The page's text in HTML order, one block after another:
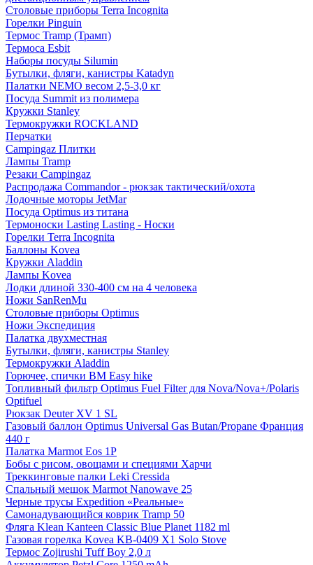
Столовые приборы Terra Incognita
Горелки Pinguin
Термос Tramp (Трамп)
Термоса Esbit
Наборы посуды Silumin
Бутылки, фляги, канистры Katadyn
Палатки NEMO весом 2,5-3,0 кг
Посуда Summit из полимера
Кружки Stanley
Термокружки ROCKLAND
Перчатки
Campingaz Плитки
Лампы Tramp
Резаки Campingaz
Распродажа Commandor - рюкзак тактический/охота
Лодочные моторы JetMar
Посуда Optimus из титана
Термоноски Lasting Lasting - Носки
Горелки Terra Incognita
Баллоны Kovea
Кружки Aladdin
Лампы Kovea
Лодки длиной 330-400 см на 4 человека
Ножи SanRenMu
Столовые приборы Optimus
Ножи Экспедиция
Палатка двухместная
Бутылки, фляги, канистры Stanley
Термокружки Aladdin
Горючее, спички BM Easy hike
Топливный фильтр Optimus Fuel Filter для Nova/Nova+/Polaris
Optifuel
Рюкзак Deuter XV 1 SL
Газовый баллон Optimus Universal Gas Butan/Propane Франция
440 г
Палатка Marmot Eos 1P
Бобы с рисом, овощами и специями Харчи
Треккинговые палки Leki Cressida
Спальный мешок Marmot Nanowave 25
Черные трусы Expedition «Реальные»
Самонадувающийся коврик Tramp 50
Фляга Klean Kanteen Classic Blue Planet 1182 ml
Газовая горелка Kovea KB-0409 X1 Solo Stove
Термос Zojirushi Tuff Boy 2,0 л